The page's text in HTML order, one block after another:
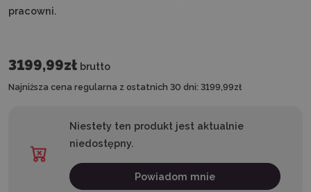
pracowni.
3199,99zł brutto
Najniższa cena regularna z ostatnich 30 dni: 3199,99zł
Niestety ten produkt jest aktualnie
niedostępny.
Powiadom mnie